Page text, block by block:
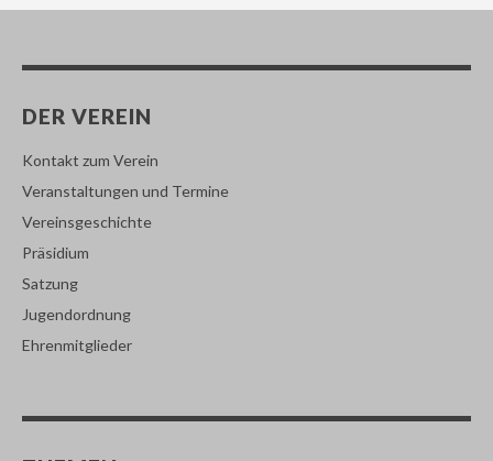
DER VEREIN
Kontakt zum Verein
Veranstaltungen und Termine
Vereinsgeschichte
Präsidium
Satzung
Jugendordnung
Ehrenmitglieder